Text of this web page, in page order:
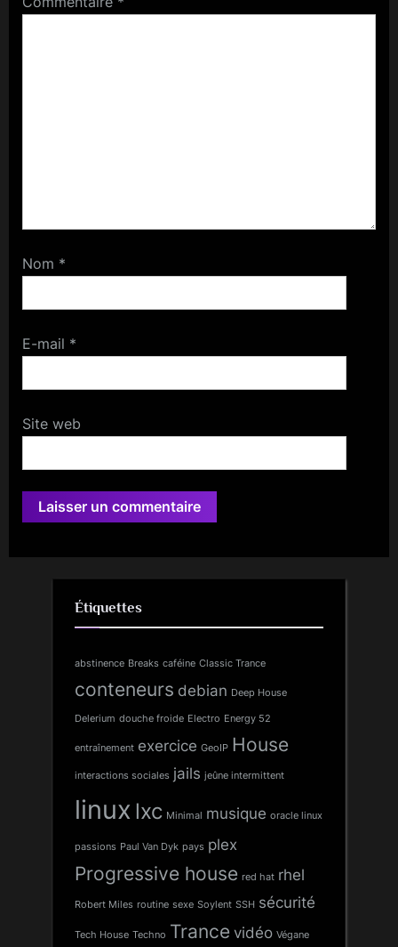
Nom *
E-mail *
Site web
Étiquettes
abstinence Breaks caféine Classic Trance
conteneurs debian Deep House
Delerium douche froide Electro Energy 52
entraînement exercice GeoIP House
interactions sociales jails jeûne intermittent
linux lxc Minimal musique oracle linux
passions Paul Van Dyk pays plex
Progressive house red hat rhel
Robert Miles routine sexe Soylent SSH sécurité
Tech House Techno Trance vidéo Végane